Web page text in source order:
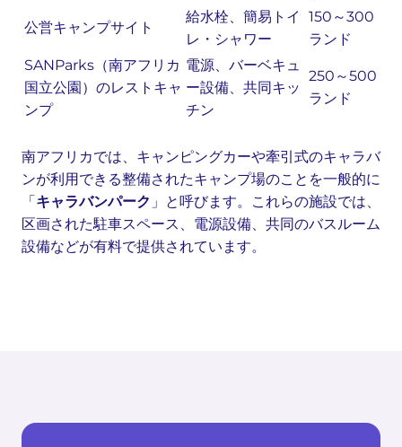
公営キャンプサイト
給水栓、簡易トイ
レ・シャワー
150～300
ランド
SANParks（南アフリカ
国立公園）のレストキャ
ンプ
電源、バーベキュ
ー設備、共同キッ
チン
250～500
ランド
南アフリカでは、キャンピングカーや牽引式のキャラバ
ンが利用できる整備されたキャンプ場のことを一般的に
「キャラバンパーク 」と呼びます。これらの施設では、
区画された駐車スペース、電源設備、共同のバスルーム
設備などが有料で提供されています。